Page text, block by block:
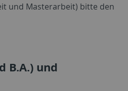
und Masterarbeit) bitte den
B.A.) und